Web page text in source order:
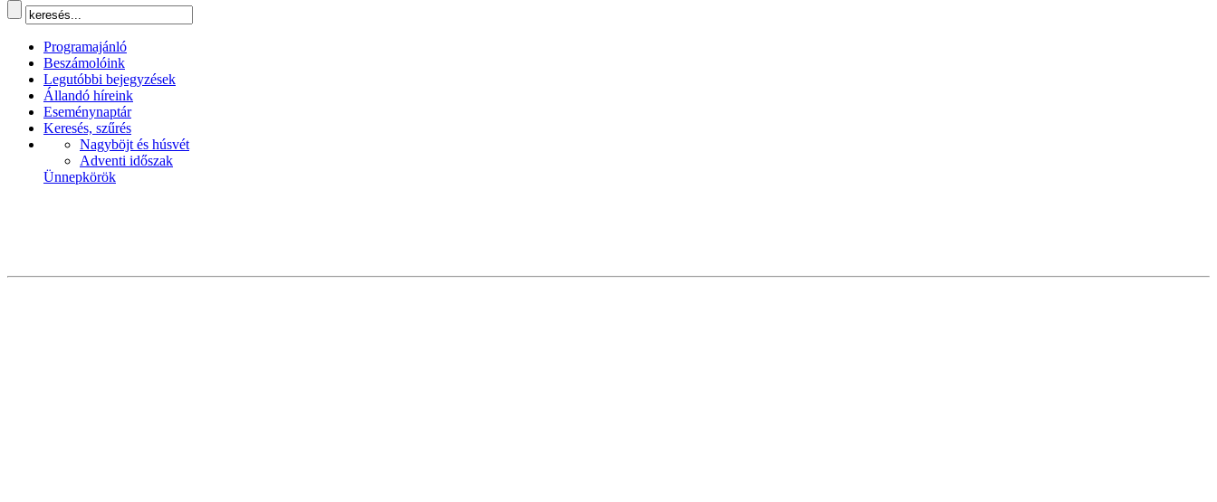
Programajánló
Beszámolóink
Legutóbbi bejegyzések
Állandó híreink
Eseménynaptár
Keresés, szűrés
Nagyböjt és húsvét
Adventi időszak
Ünnepkörök